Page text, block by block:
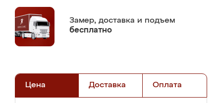
Замер, доставка и подъем
бесплатно
Цена Доставка Оплата